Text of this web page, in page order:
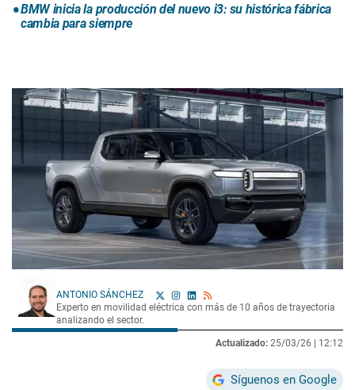
BMW inicia la producción del nuevo i3: su histórica fábrica
cambia para siempre
ANTONIO SÁNCHEZ
Experto en movilidad eléctrica con más de 10 años de trayectoria
analizando el sector.
Actualizado: 25/03/26 | 12:12
Síguenos en Google